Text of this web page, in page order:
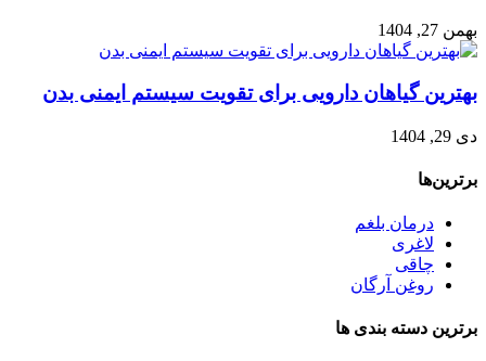
بهمن 27, 1404
بهترین گیاهان دارویی برای تقویت سیستم ایمنی بدن
دی 29, 1404
برترین‌ها
درمان بلغم
لاغری
چاقی
روغن آرگان
برترین‌ دسته بندی ها